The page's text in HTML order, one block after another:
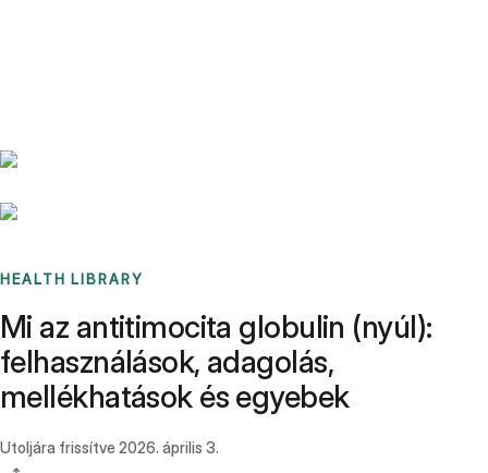
HEALTH LIBRARY
Mi az antitimocita globulin (nyúl):
felhasználások, adagolás,
mellékhatások és egyebek
Utoljára frissítve 2026. április 3.